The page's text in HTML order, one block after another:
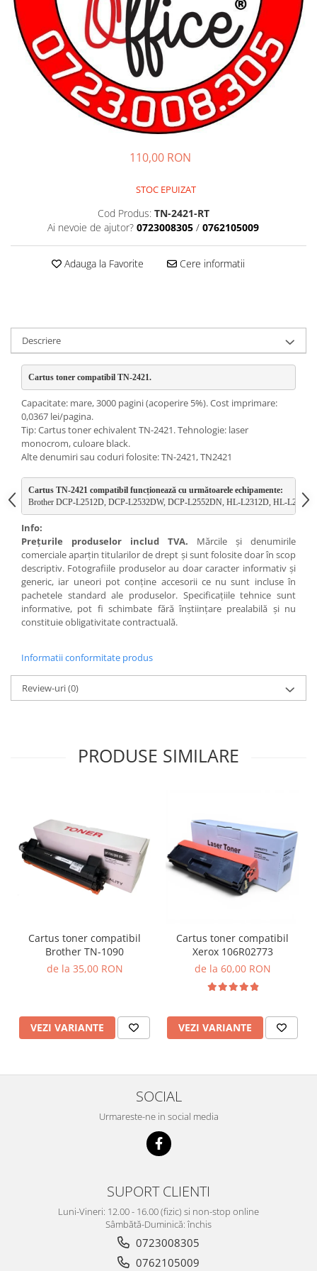
110,00 RON
STOC EPUIZAT
Cod Produs: TN-2421-RT
Ai nevoie de ajutor? 0723008305 / 0762105009
Adauga la Favorite Cere informatii
Descriere
Cartus toner compatibil TN-2421.
Capacitate: mare, 3000 pagini (acoperire 5%). Cost imprimare:
0,0367 lei/pagina.
Tip: Cartus toner echivalent TN-2421. Tehnologie: laser
monocrom, culoare black.
Alte denumiri sau coduri folosite: TN-2421, TN2421
Cartus TN-2421 compatibil funcționează cu următoarele echipamente:
Brother DCP-L2512D, DCP-L2532DW, DCP-L2552DN, HL-L2312D, HL-
Info:
Preţurile produselor includ TVA. Mărcile şi denumirile
comerciale aparţin titularilor de drept şi sunt folosite doar în scop
descriptiv. Fotografiile produselor au doar caracter informativ şi
generic, iar uneori pot conţine accesorii ce nu sunt incluse în
pachetele standard ale produselor. Specificaţiile tehnice sunt
informative, pot fi schimbate fără înştiinţare prealabilă şi nu
constituie obligativitate contractuală.
Informatii conformitate produs
Review-uri(0)
PRODUSE SIMILARE
Cartus toner compatibil
Brother TN-1090
de la 35,00 RON
VEZI VARIANTE
Cartus toner compatibil
Xerox 106R02773
de la 60,00 RON
VEZI VARIANTE
SOCIAL
Urmareste-ne in social media
SUPORT CLIENTI
Luni-Vineri: 12.00 - 16.00 (fizic) si non-stop online
Sâmbătă-Duminică: închis
0723008305
0762105009